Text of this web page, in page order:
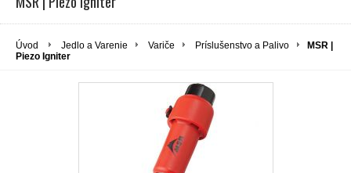
Úvod Jedlo a Varenie Variče Príslušenstvo a Palivo
MSR |
Piezo Igniter